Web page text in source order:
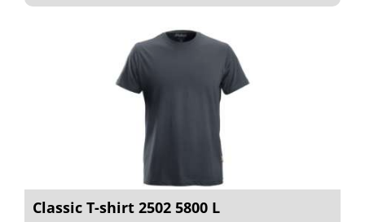
Classic T-shirt 2502 5800 L